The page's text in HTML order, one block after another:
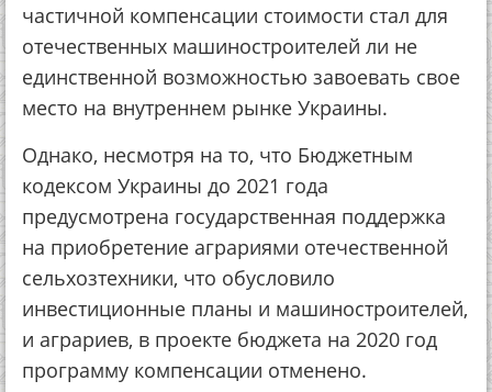
частичной компенсации стоимости стал для
отечественных машиностроителей ли не
единственной возможностью завоевать свое
место на внутреннем рынке Украины.
Однако, несмотря на то, что Бюджетным
кодексом Украины до 2021 года
предусмотрена государственная поддержка
на приобретение аграриями отечественной
сельхозтехники, что обусловило
инвестиционные планы и машиностроителей,
и аграриев, в проекте бюджета на 2020 год
программу компенсации отменено.